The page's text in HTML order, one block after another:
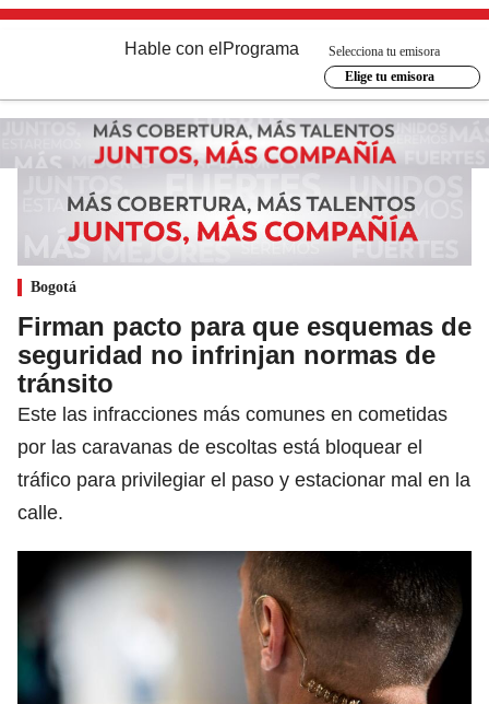
Hable con el Programa
Selecciona tu emisora
Elige tu emisora
Bogotá
Firman pacto para que esquemas de
seguridad no infrinjan normas de
tránsito
Este las infracciones más comunes en cometidas
por las caravanas de escoltas está bloquear el
tráfico para privilegiar el paso y estacionar mal en la
calle.